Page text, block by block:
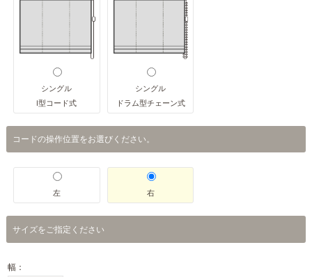
シングル
I型コード式
シングル
ドラム型チェーン式
コードの操作位置をお選びください。
左 右
サイズをご指定ください
幅：